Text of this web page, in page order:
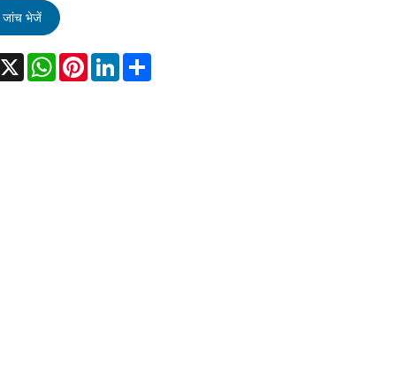
जांच भेजें
X WhatsAppPinterestLinkedInShare